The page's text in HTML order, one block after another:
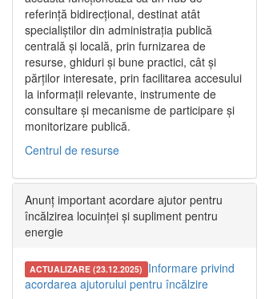
referință bidirecțional, destinat atât
specialiștilor din administrația publică
centrală și locală, prin furnizarea de
resurse, ghiduri și bune practici, cât și
părților interesate, prin facilitarea accesului
la informații relevante, instrumente de
consultare și mecanisme de participare și
monitorizare publică.
Centrul de resurse
Anunț important acordare ajutor pentru
încălzirea locuinței și supliment pentru
energie
ACTUALIZARE (23.12.2025) Informare privind
acordarea ajutorului pentru încălzire